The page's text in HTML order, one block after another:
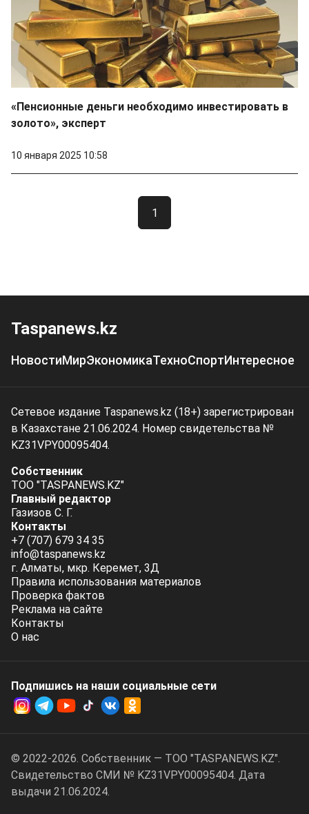
«Пенсионные деньги необходимо инвестировать в
золото», эксперт
10 января 2025 10:58
1
Taspanews.kz
НовостиМирЭкономикаТехноСпортИнтересное
Сетевое издание Taspanews.kz (18+) зарегистрирован
в Казахстане 21.06.2024. Номер свидетельства №
KZ31VPY00095404.
Собственник
ТОО "TASPANEWS.KZ"
Главный редактор
Газизов С. Г.
Контакты
+7 (707) 679 34 35
info@taspanews.kz
г. Алматы, мкр. Керемет, 3Д
Правила использования материалов
Проверка фактов
Реклама на сайте
Контакты
О нас
Подпишись на наши социальные cети
© 2022-2026. Собственник — ТОО "TASPANEWS.KZ".
Cвидетельство СМИ № KZ31VPY00095404. Дата
выдачи 21.06.2024.